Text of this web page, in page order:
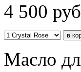
4 500 руб
Масло